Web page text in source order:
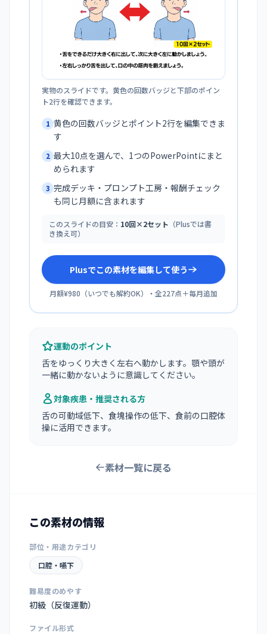
実物のスライドです。黄色の回数バッジと下部のポイン
ト2行を確認できます。
1 黄色の回数バッジとポイント2行を編集できま
す
2 最大10点を選んで、1つのPowerPointにまと
められます
3 完成デッキ・プロンプト工房・報酬チェック
も同じ月額に含まれます
このスライドの目安： 10回×2セット （Plusでは書
き換え可）
Plusでこの素材を編集して使う
月額¥980 （いつでも解約OK）・全227点＋毎月追加
運動のポイント
舌をゆっくり大きく左右へ動かします。顎や頭が
一緒に動かないように意識してください。
対象疾患・推奨される方
舌の可動域低下、食塊操作の低下、食前の口腔体
操に活用できます。
素材一覧に戻る
この素材の情報
部位・用途カテゴリ
口腔・嚥下
難易度のめやす
初級（反復運動）
ファイル形式